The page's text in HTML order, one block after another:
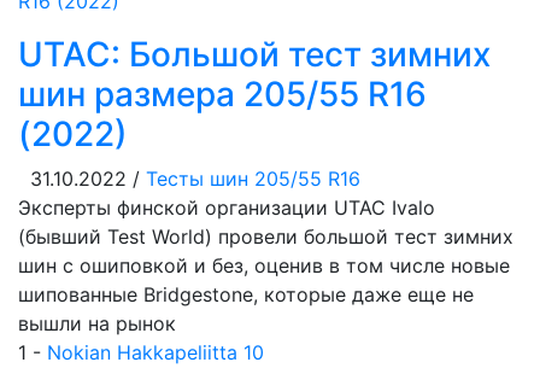
UTAC: Большой тест зимних
шин размера 205/55 R16
(2022)
31.10.2022 / Тесты шин 205/55 R16
Эксперты финской организации UTAC Ivalo
(бывший Test World) провели большой тест зимних
шин с ошиповкой и без, оценив в том числе новые
шипованные Bridgestone, которые даже еще не
вышли на рынок
1 - Nokian Hakkapeliitta 10